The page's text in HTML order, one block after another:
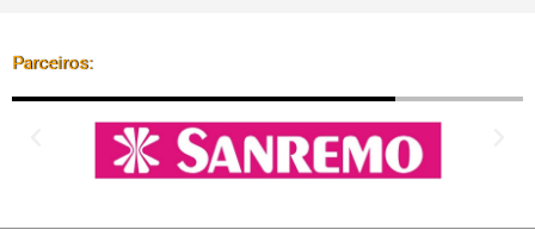
Parceiros: